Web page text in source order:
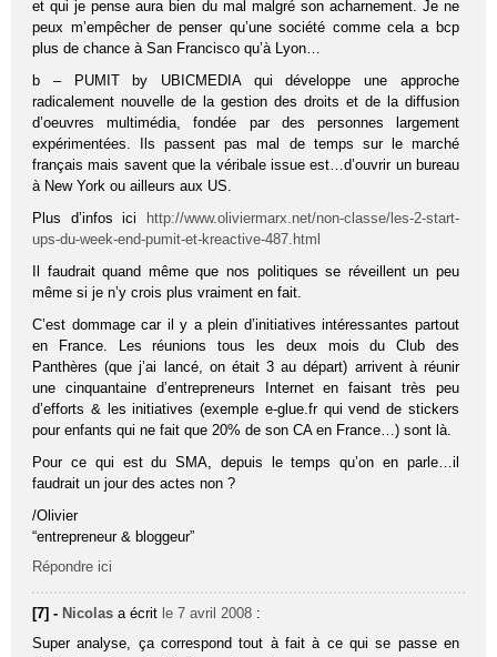
et qui je pense aura bien du mal malgré son acharnement. Je ne
peux m’empêcher de penser qu’une société comme cela a bcp
plus de chance à San Francisco qu’à Lyon…
b – PUMIT by UBICMEDIA qui développe une approche
radicalement nouvelle de la gestion des droits et de la diffusion
d’oeuvres multimédia, fondée par des personnes largement
expérimentées. Ils passent pas mal de temps sur le marché
français mais savent que la véribale issue est…d’ouvrir un bureau
à New York ou ailleurs aux US.
Plus d’infos ici
http://www.oliviermarx.net/non-classe/les-2-start-
ups-du-week-end-pumit-et-kreactive-487.html
Il faudrait quand même que nos politiques se réveillent un peu
même si je n’y crois plus vraiment en fait.
C’est dommage car il y a plein d’initiatives intéressantes partout
en France. Les réunions tous les deux mois du Club des
Panthères (que j’ai lancé, on était 3 au départ) arrivent à réunir
une cinquantaine d’entrepreneurs Internet en faisant très peu
d’efforts & les initiatives (exemple e-glue.fr qui vend de stickers
pour enfants qui ne fait que 20% de son CA en France…) sont là.
Pour ce qui est du SMA, depuis le temps qu’on en parle…il
faudrait un jour des actes non ?
/Olivier
“entrepreneur & bloggeur”
Répondre ici
[7] - Nicolas a écrit le 7 avril 2008 :
Super analyse, ça correspond tout à fait à ce qui se passe en